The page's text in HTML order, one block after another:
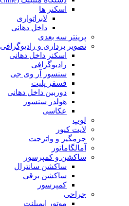
اسکنر ها
لابراتواری
داخل دهانی
پرینتر سه بعدی
تصویر برداری و رادیوگرافی
اسکنر داخل دهانی
رادیوگرافی
سنسور آر وی جی
فسفر پلیت
دوربین داخل دهانی
هولدر سنسور
عکاسی
لوپ
لایت کیور
جرمگیر و واترجت
آمالگاماتور
ساکشن و کمپرسور
ساکشن سانترال
ساکشن برقی
کمپرسور
جراحی
موتور ایمپلنت